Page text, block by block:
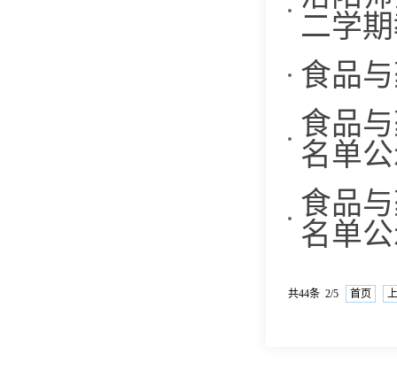
二学
食品
食品
名单
食品
名单
共44条 2/5 首页